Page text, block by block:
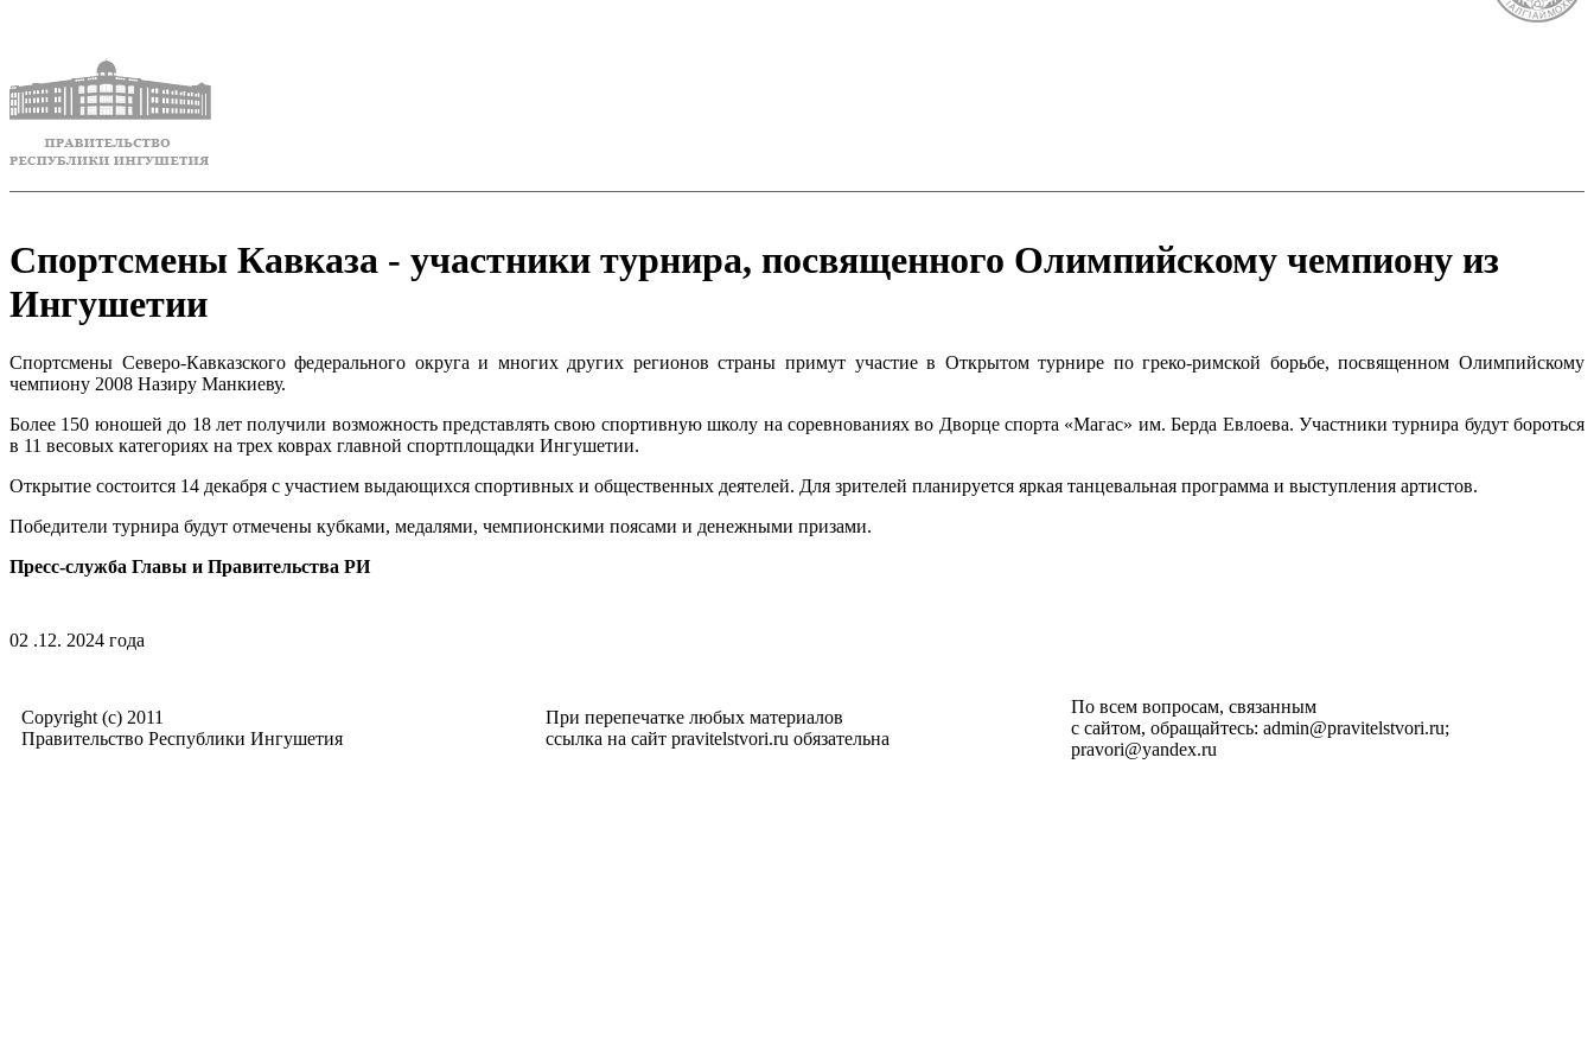
Спортсмены Кавказа - участники турнира, посвященного Олимпийскому чемпиону из
Ингушетии
Спортсмены Северо-Кавказского федерального округа и многих других регионов страны примут участие в Открытом турнире по греко-римской борьбе, посвященном Олимпийскому
чемпиону 2008 Назиру Манкиеву.
Более 150 юношей до 18 лет получили возможность представлять свою спортивную школу на соревнованиях во Дворце спорта «Магас» им. Берда Евлоева. Участники турнира будут бороться
в 11 весовых категориях на трех коврах главной спортплощадки Ингушетии.
Открытие состоится 14 декабря с участием выдающихся спортивных и общественных деятелей. Для зрителей планируется яркая танцевальная программа и выступления артистов.
Победители турнира будут отмечены кубками, медалями, чемпионскими поясами и денежными призами.
Пресс-служба Главы и Правительства РИ
02 .12. 2024 года
Copyright (c) 2011
Правительство Республики Ингушетия
При перепечатке любых материалов
ссылка на сайт pravitelstvori.ru обязательна
По всем вопросам, связанным
с сайтом, обращайтесь: admin@pravitelstvori.ru;
pravori@yandex.ru